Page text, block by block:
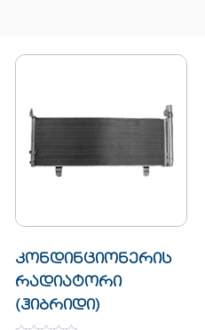
კონდინციონერის
რადიატორი
(ჰიბრიდი)